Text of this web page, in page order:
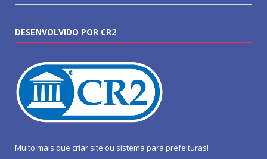
DESENVOLVIDO POR CR2
Muito mais que criar site ou sistema para prefeituras!